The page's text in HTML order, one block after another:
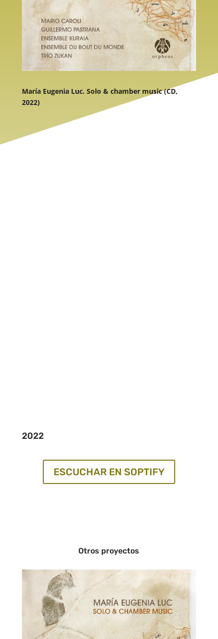
María Eugenia Luc. Solo & chamber music (CD,
2022)
2022
ESCUCHAR EN SOPTIFY
Otros proyectos